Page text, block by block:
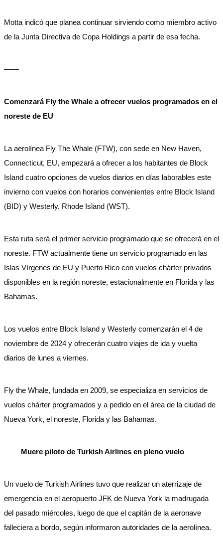
Motta indicó que planea continuar sirviendo como miembro activo
de la Junta Directiva de Copa Holdings a partir de esa fecha.
——
Comenzará Fly the Whale a ofrecer vuelos programados en el
noreste de EU
La aerolínea Fly The Whale (FTW), con sede en New Haven,
Connecticut, EU, empezará a ofrecer a los habitantes de Block
Island cuatro opciones de vuelos diarios en días laborables este
invierno con vuelos con horarios convenientes entre Block Island
(BID) y Westerly, Rhode Island (WST).
Esta ruta será el primer servicio programado que se ofrecerá en el
noreste. FTW actualmente tiene un servicio programado en las
Islas Vírgenes de EU y Puerto Rico con vuelos chárter privados
disponibles en la región noreste, estacionalmente en Florida y las
Bahamas.
Los vuelos entre Block Island y Westerly comenzarán el 4 de
noviembre de 2024 y ofrecerán cuatro viajes de ida y vuelta
diarios de lunes a viernes.
Fly the Whale, fundada en 2009, se especializa en servicios de
vuelos chárter programados y a pedido en el área de la ciudad de
Nueva York, el noreste, Florida y las Bahamas.
—— Muere piloto de Turkish Airlines en pleno vuelo
Un vuelo de Turkish Airlines tuvo que realizar un aterrizaje de
emergencia en el aeropuerto JFK de Nueva York la madrugada
del pasado miércoles, luego de que el capitán de la aeronave
falleciera a bordo, según informaron autoridades de la aerolínea.